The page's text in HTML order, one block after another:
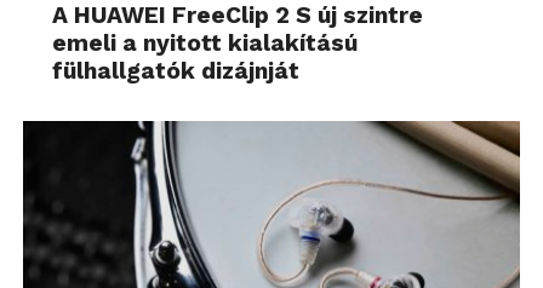
A HUAWEI FreeClip 2 S új szintre
emeli a nyitott kialakítású
fülhallgatók dizájnját